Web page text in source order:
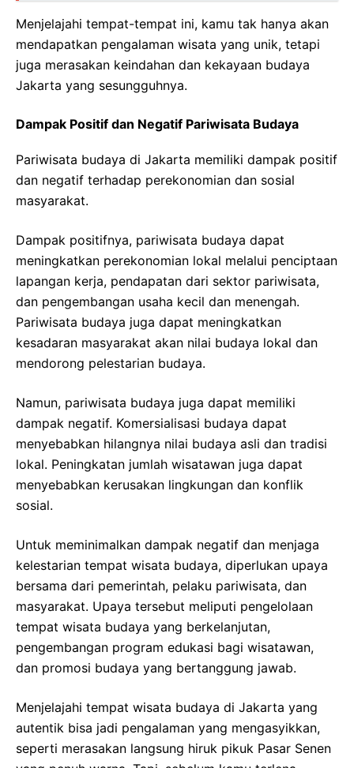
Menjelajahi tempat-tempat ini, kamu tak hanya akan
mendapatkan pengalaman wisata yang unik, tetapi
juga merasakan keindahan dan kekayaan budaya
Jakarta yang sesungguhnya.
Dampak Positif dan Negatif Pariwisata Budaya
Pariwisata budaya di Jakarta memiliki dampak positif
dan negatif terhadap perekonomian dan sosial
masyarakat.
Dampak positifnya, pariwisata budaya dapat
meningkatkan perekonomian lokal melalui penciptaan
lapangan kerja, pendapatan dari sektor pariwisata,
dan pengembangan usaha kecil dan menengah.
Pariwisata budaya juga dapat meningkatkan
kesadaran masyarakat akan nilai budaya lokal dan
mendorong pelestarian budaya.
Namun, pariwisata budaya juga dapat memiliki
dampak negatif. Komersialisasi budaya dapat
menyebabkan hilangnya nilai budaya asli dan tradisi
lokal. Peningkatan jumlah wisatawan juga dapat
menyebabkan kerusakan lingkungan dan konflik
sosial.
Untuk meminimalkan dampak negatif dan menjaga
kelestarian tempat wisata budaya, diperlukan upaya
bersama dari pemerintah, pelaku pariwisata, dan
masyarakat. Upaya tersebut meliputi pengelolaan
tempat wisata budaya yang berkelanjutan,
pengembangan program edukasi bagi wisatawan,
dan promosi budaya yang bertanggung jawab.
Menjelajahi tempat wisata budaya di Jakarta yang
autentik bisa jadi pengalaman yang mengasyikkan,
seperti merasakan langsung hiruk pikuk Pasar Senen